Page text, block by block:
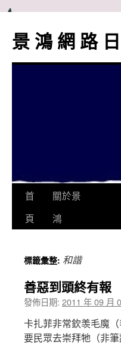
主
要
景 鴻 網 路
首
頁
關於景
鴻
標籤彙整: 和諧
善惡到頭終有報
發佈日期: 2011 年 09 月
卡扎菲非常欽羡毛魔
要民眾去崇拜牠（非